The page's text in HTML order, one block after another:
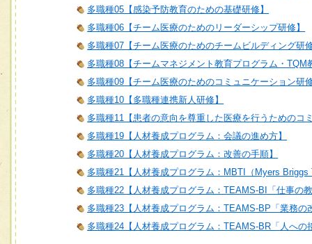
多職種05【感染予防教育のための基礎研修】
多職種06【チーム医療のためのリーダーシップ研修】
多職種07【チーム医療のためのチームビルディング研
多職種08【チームマネジメント教育プログラム・TQM
多職種09【チーム医療のためのコミュニケーション研
多職種10【多職種連携新人研修】
多職種11【患者の意向を尊重した医療を行うためのコ
多職種19【人材養成プログラム：会議の進め方】
多職種20【人材養成プログラム：改善の手順】
多職種21【人材養成プログラム：MBTI（Myers
多職種22【人材養成プログラム：TEAMS-BI「仕事の
多職種23【人材養成プログラム：TEAMS-BP「業務の
多職種24【人材養成プログラム：TEAMS-BR「人への